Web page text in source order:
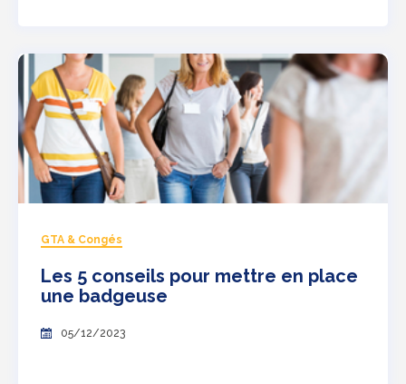
GTA & Congés
Les 5 conseils pour mettre en place
une badgeuse
05/12/2023